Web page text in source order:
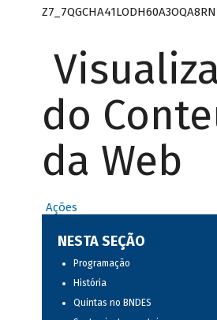
do
da Web
Ações
NESTA SEÇÃO
Programação
História
Quintas no BNDES